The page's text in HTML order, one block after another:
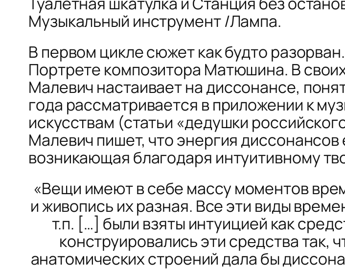
Музыкальный инструмент /Лампa.
В первом цикле сюжет как будто
Портрете композитора Матюшина. В
Малевич настаивает на диссонансе,
года рассматривается в приложении к
искусствам (статьи «дедушки
Малевич пишет, что энергия
возникающая благодаря интуитивному
«Вещи имеют в себе массу моментов
и живопись их разная. Все эти виды
т.п. […] были взяты интуицией как
конструировались эти средства так,
анатомических строений дала бы